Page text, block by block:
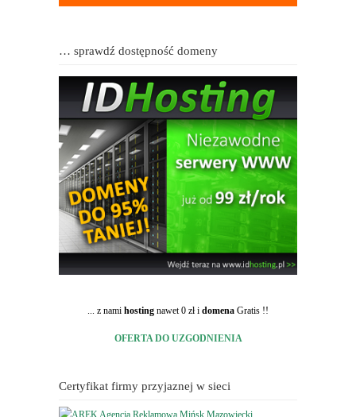
… sprawdź dostępność domeny
... z nami hosting nawet 0 zł i domena Gratis !!
OFERTA DO UZGODNIENIA
Certyfikat firmy przyjaznej w sieci